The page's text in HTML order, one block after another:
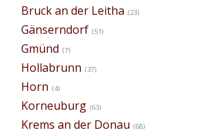
Bruck an der Leitha (23)
Gänserndorf (51)
Gmünd (7)
Hollabrunn (37)
Horn (4)
Korneuburg (63)
Krems an der Donau (68)